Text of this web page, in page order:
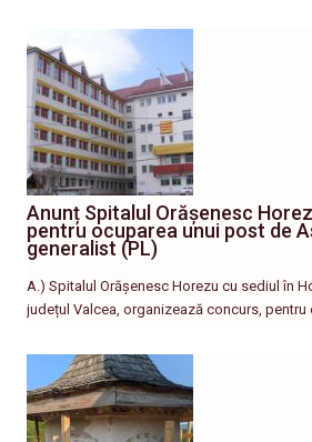
Anunț Spitalul Orășenesc
pentru ocuparea unui post de
generalist (PL)
A.) Spitalul Orășenesc Horezu cu sediul în
județul Valcea, organizează concurs, pentru